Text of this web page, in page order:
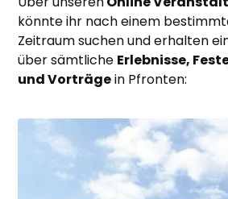
könnte ihr nach einem
Zeitraum suchen und erhalten
über sämtliche Erlebnisse,
und Vorträgein Pfronten: